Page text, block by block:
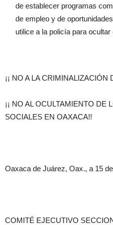
de establecer programas
de empleo y de
utilice a la policía para
¡¡ NO A LA CRIMINALIZACIÓN
¡¡ NO AL OCULTAMIENTO DE
SOCIALES EN OAXACA!!
Oaxaca de Juárez, Oax., a 15
COMITÉ EJECUTIVO